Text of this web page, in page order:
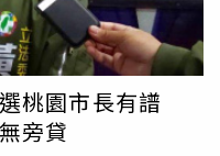
桃園市長有譜
旁貸